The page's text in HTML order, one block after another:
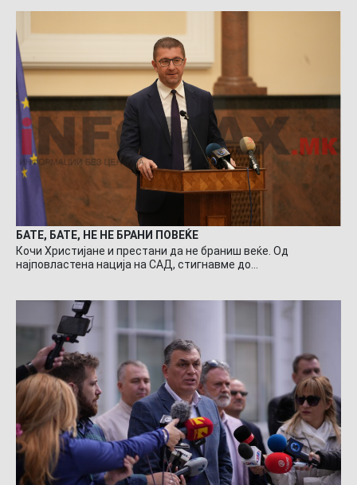
БАТЕ, БАТЕ, НЕ НЕ БРАНИ ПОВЕЌЕ
Кочи Христијане и престани да не браниш веќе. Од
најповластена нација на САД, стигнавме до…